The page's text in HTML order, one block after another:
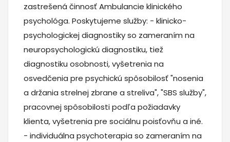
zastrešená činnosť Ambulancie klinického
psychológa. Poskytujeme služby: - klinicko-
psychologickej diagnostiky so zameraním na
neuropsychologickú diagnostiku, tiež
diagnostiku osobnosti, vyšetrenia na
osvedčenia pre psychickú spôsobilosť "nosenia
a držania strelnej zbrane a streliva", "SBS služby",
pracovnej spôsobilosti podľa požiadavky
klienta, vyšetrenia pre sociálnu poisťovňu a iné.
- individuálna psychoterapia so zameraním na